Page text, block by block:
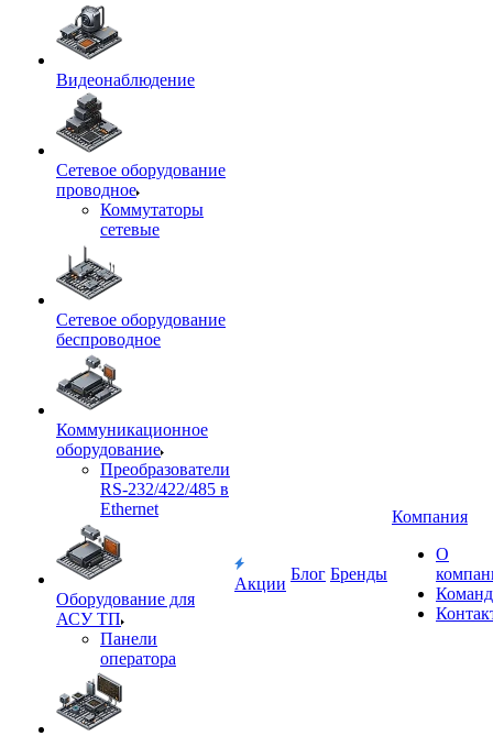
Видеонаблюдение
Сетевое оборудование
проводное
Коммутаторы
сетевые
Сетевое оборудование
беспроводное
Коммуникационное
оборудование
Преобразователи
RS-232/422/485 в
Ethernet
Оборудование для
АСУ ТП
Панели
оператора
Акции
Блог Бренды
Компания
О